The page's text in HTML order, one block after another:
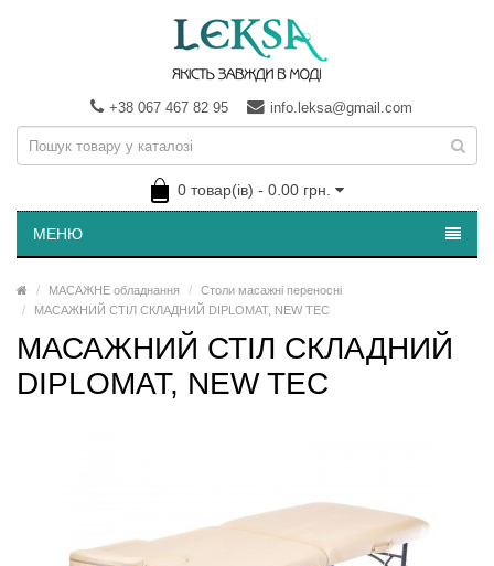
+38 067 467 82 95 info.leksa@gmail.com
0 товар(ів) - 0.00 грн.
МЕНЮ
МАСАЖНЕ обладнання
Столи масажні переносні
МАСАЖНИЙ СТІЛ СКЛАДНИЙ DIPLOMAT, NEW TEC
МАСАЖНИЙ СТІЛ СКЛАДНИЙ
DIPLOMAT, NEW TEC